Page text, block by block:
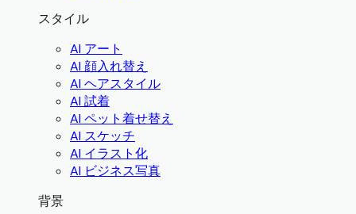
スタイル
AI アート
AI 顔入れ替え
AI ヘアスタイル
AI 試着
AI ペット着せ替え
AI スケッチ
AI イラスト化
AI ビジネス写真
背景